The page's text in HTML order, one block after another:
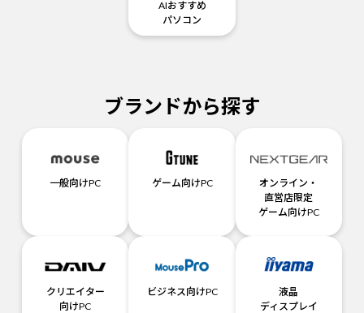
AIおすすめ
パソコン
ブランドから探す
一般向けPC ゲーム向けPC
オンライン・
直営店限定
ゲーム向けPC
クリエイター
向けPC
ビジネス向けPC
液晶
ディスプレイ